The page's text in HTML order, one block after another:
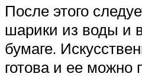
После этого
шарики из воды и
бумаге.
готова и ее можно